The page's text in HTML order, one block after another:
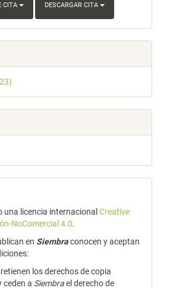
CITA DESCARGAR CITA
una licencia internacional Creative
NoComercial 4.0.
en Siembraconocen y aceptan
los derechos de copia
ceden a Siembrael derecho de